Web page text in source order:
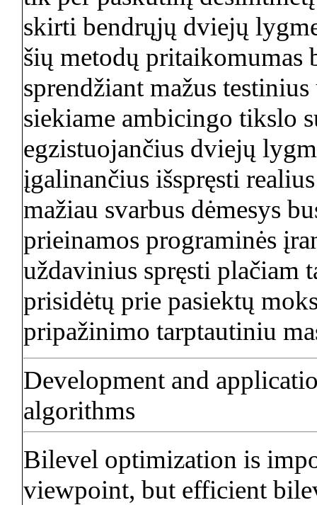
skirti bendrųjų dviejų
šių metodų pritaikomumas
sprendžiant mažus
siekiame ambicingo tikslo
egzistuojančius dviejų
įgalinančius išspręsti
mažiau svarbus dėmesys
prieinamos programinės
uždavinius spręsti plačiam
prisidėtų prie pasiektų
pripažinimo tarptautiniu
Development and
algorithms
Bilevel optimization is
viewpoint, but efficient